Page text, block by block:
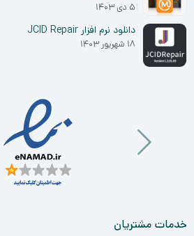
۵ دی ۱۴۰۳
دانلود نرم افزار JCID Repair
۱۸ شهریور ۱۴۰۳
خدمات مشتریان